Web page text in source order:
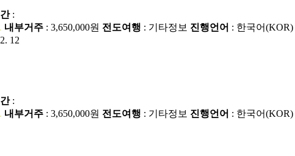
:
내부거주: 3,650,000원 전도여행 : 기타정보 진행언어 : 한국어(KOR)
12
:
내부거주: 3,650,000원 전도여행 : 기타정보 진행언어 : 한국어(KOR)